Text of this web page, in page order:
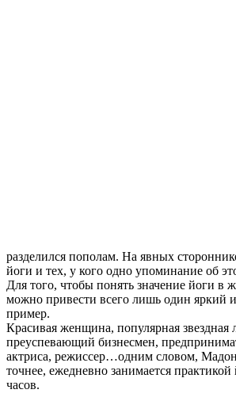
разделился пополам. На явных
йоги и тех, у кого одно упоминание об
Для того, чтобы понять значение йоги в
можно привести всего лишь один яркий
пример.
Красивая женщина, популярная звездная
преуспевающий бизнесмен,
актриса, режиссер…одним словом,
точнее, ежедневно занимается практикой
часов.